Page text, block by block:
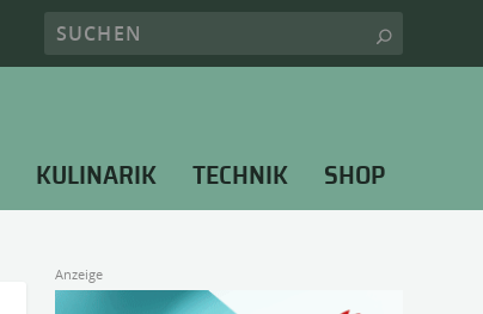
KULINARIK TECHNIK SHOP
Anzeige